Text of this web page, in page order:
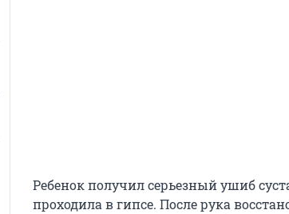
Ребенок получил серьезный ушиб
проходила в гипсе. После рука